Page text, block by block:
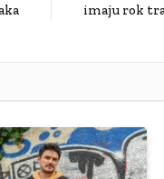
imaju rok